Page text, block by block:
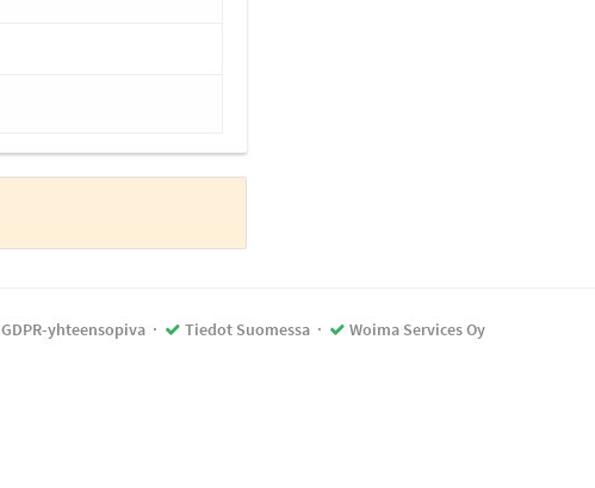
GDPR-yhteensopiva · Tiedot Suomessa · Woima Services Oy